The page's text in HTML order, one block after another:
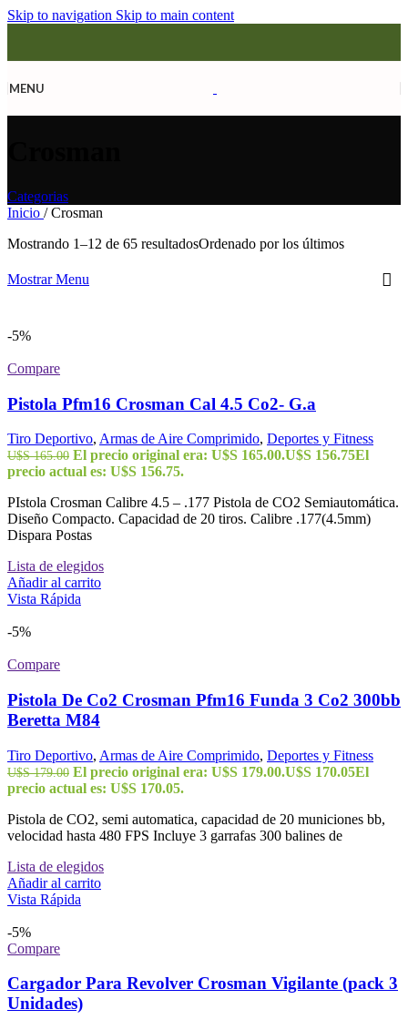
Skip to navigation Skip to main content
MENU
Categorias
Inicio / Crosman
Mostrando 1–12 de 65 resultadosOrdenado por los últimos
Mostrar Menu
-5%
Compare
Pistola Pfm16 Crosman Cal 4.5 Co2- G.a
Tiro Deportivo, Armas de Aire Comprimido, Deportes y Fitness
U$S165.00 El precio original era: U$S 165.00.U$S 156.75El
precio actual es: U$S 156.75.
PIstola Crosman Calibre 4.5 – .177 Pistola de CO2 Semiautomática.
Diseño Compacto. Capacidad de 20 tiros. Calibre .177(4.5mm)
Dispara Postas
Lista de elegidos
Añadir al carrito
Vista Rápida
-5%
Compare
Pistola De Co2 Crosman Pfm16 Funda 3 Co2 300bb
Beretta M84
Tiro Deportivo, Armas de Aire Comprimido, Deportes y Fitness
U$S179.00 El precio original era: U$S 179.00.U$S 170.05El
precio actual es: U$S 170.05.
Pistola de CO2, semi automatica, capacidad de 20 municiones bb,
velocidad hasta 480 FPS Incluye 3 garrafas 300 balines de
Lista de elegidos
Añadir al carrito
Vista Rápida
-5%
Compare
Cargador Para Revolver Crosman Vigilante (pack 3
Unidades)